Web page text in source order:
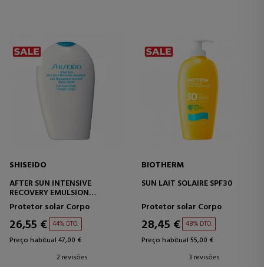
SHISEIDO
AFTER SUN INTENSIVE
RECOVERY EMULSION
(FACE/BODY)
Protetor solar Corpo
26,55 € 44% DTO.
Preço habitual 47,00 €
2 revisões
BIOTHERM
SUN LAIT SOLAIRE SPF30
Protetor solar Corpo
28,45 € 48% DTO.
Preço habitual 55,00 €
3 revisões